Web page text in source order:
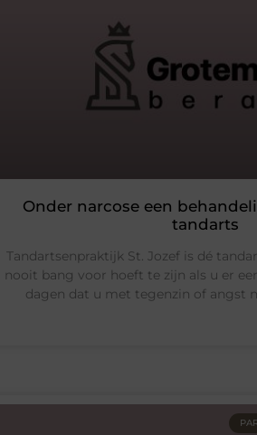
Onder narcose een
tandarts
Tandartsenpraktijk St. Jozef is dé
nooit bang voor hoeft te zijn als u er
dagen dat u met tegenzin of angst